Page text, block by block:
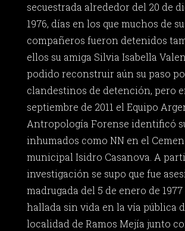
secuestrada alrededor del 20 de
1976, días en los que muchos de
compañeros fueron detenidos
ellos su amiga Silvia Isabella
podido reconstruir aún su paso
clandestinos de detención, pero
septiembre de 2011 el Equipo
Antropología Forense identificó
inhumados como NN en el
municipal Isidro Casanova. A
investigación se supo que fue
madrugada del 5 de enero de 1977
hallada sin vida en la vía pública
localidad de Ramos Mejía junto